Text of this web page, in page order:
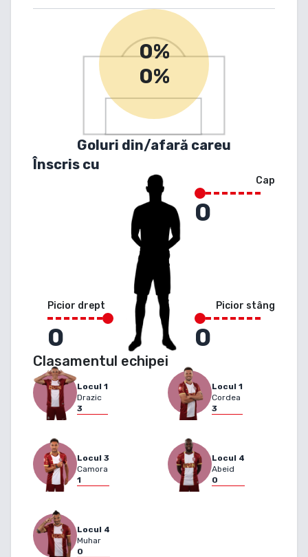
0%
0%
Goluri din/afară careu
Înscris cu
Picior drept
0
Cap
0
Picior stâng
0
Clasamentul echipei
Locul 1
Drazic
3
Locul 1
Cordea
3
Locul 3
Camora
1
Locul 4
Abeid
0
Locul 4
Muhar
0